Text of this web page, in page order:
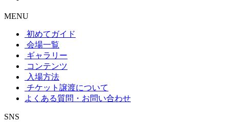
MENU
初めてガイド
会場一覧
ギャラリー
コンテンツ
入場方法
チケット譲渡について
よくある質問・お問い合わせ
SNS